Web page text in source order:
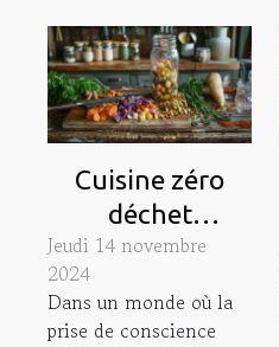
Cuisine zéro
déchet
techniques et
recettes pour
optimiser les
Jeudi 14 novembre
2024
Dans un monde où la
prise de conscience